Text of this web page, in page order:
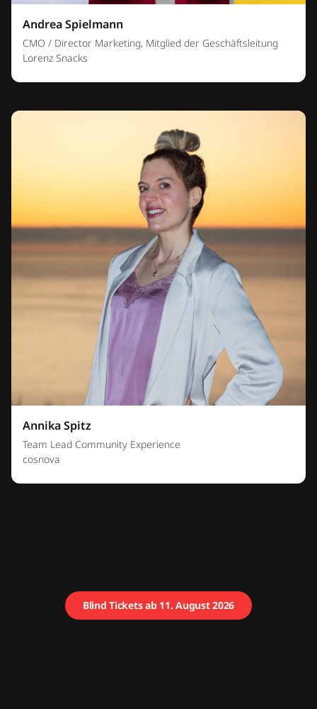
Andrea Spielmann
CMO / Director Marketing, Mitglied der Geschäftsleitung
Lorenz Snacks
Annika Spitz
Team Lead Community Experience
cosnova
Blind Tickets ab 11. August 2026